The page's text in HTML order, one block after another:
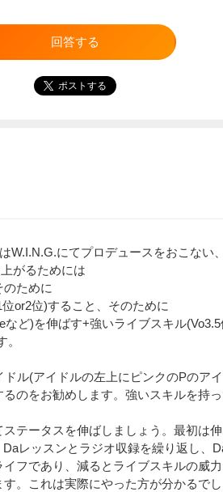
回答する
ポストする
W.I.N.G.にてプロデュースをおこない
がるためには
ために
or2位)すること、そのために
ど)を伸ばす+強いライブスキル
ドル(アイドルの左上にピンクのPのア
のをお勧めします。強いスキルを持っ
テータスを伸ばしましょう。最初は
レッスンとラジオ収録を繰り返し、
フであり、減るとライブスキルの威
。これは実際にやった方が分かるで